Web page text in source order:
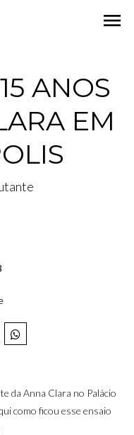
menu
ANOS
EM
da Anna Clara no Palácio
como ficou esse ensaio